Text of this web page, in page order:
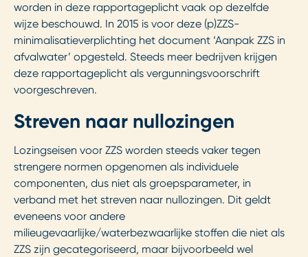
worden in deze rapportageplicht vaak op dezelfde
wijze beschouwd. In 2015 is voor deze (p)ZZS-
minimalisatieverplichting het document ‘Aanpak ZZS in
afvalwater’ opgesteld. Steeds meer bedrijven krijgen
deze rapportageplicht als vergunningsvoorschrift
voorgeschreven.
Streven naar nullozingen
Lozingseisen voor ZZS worden steeds vaker tegen
strengere normen opgenomen als individuele
componenten, dus niet als groepsparameter, in
verband met het streven naar nullozingen. Dit geldt
eveneens voor andere
milieugevaarlijke/waterbezwaarlijke stoffen die niet als
ZZS zijn gecategoriseerd, maar bijvoorbeeld wel